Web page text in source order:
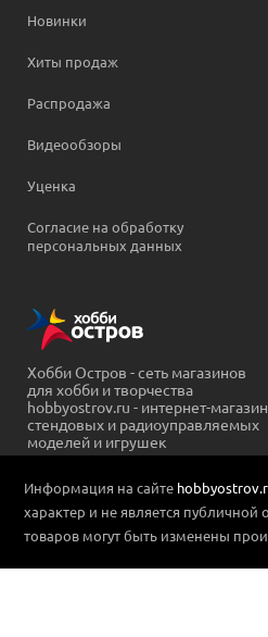
Новинки
Хиты продаж
Распродажа
Видеообзоры
Уценка
Согласие на обработку
персональных данных
Хобби Остров - сеть магазинов
для хобби и творчества
hobbyostrov.ru - интернет-магазин
стендовых и радиоуправляемых
моделей и игрушек
Информация на сайте
характер и не является
товаров могут быть изменены